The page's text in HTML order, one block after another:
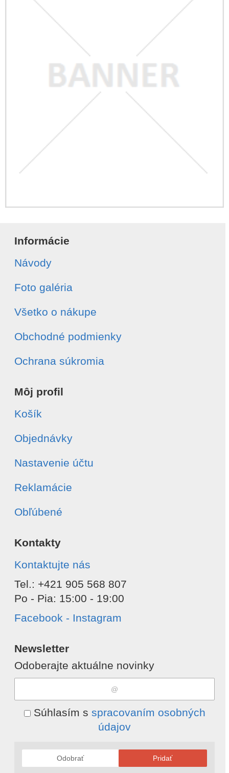
Informácie
Návody
Foto galéria
Všetko o nákupe
Obchodné podmienky
Ochrana súkromia
Môj profil
Košík
Objednávky
Nastavenie účtu
Reklamácie
Obľúbené
Kontakty
Kontaktujte nás
Tel.: +421 905 568 807
Po - Pia: 15:00 - 19:00
Facebook - Instagram
Newsletter
Odoberajte aktuálne novinky
Súhlasím s spracovaním osobných
údajov
Odobrať Pridať